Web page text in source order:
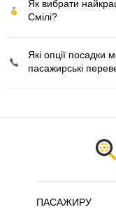
Як вибрати
Смілі?
Які опції посадки
пасажирські
ПАСАЖИРУ